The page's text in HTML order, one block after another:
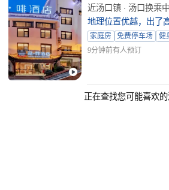
近汤口镇 · 汤口换乘
地理位置优越，出了
家庭房 免费停车场 健
9分钟前有人预订
正在查找您可能喜欢